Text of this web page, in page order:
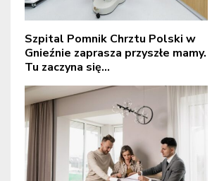
Szpital Pomnik Chrztu Polski w
Gnieźnie zaprasza przyszłe mamy.
Tu zaczyna się...